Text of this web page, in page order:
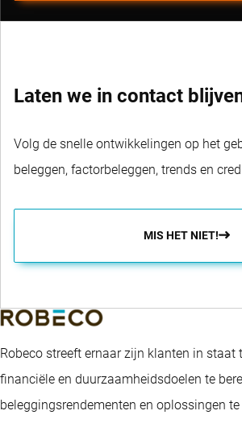
Laten we in contact
Volg de snelle ontwikkelingen op het
beleggen, factorbeleggen, trends en
MIS HET NIET!
Robeco streeft ernaar zijn klanten in staat
financiële en duurzaamheidsdoelen te
beleggingsrendementen en oplossingen te